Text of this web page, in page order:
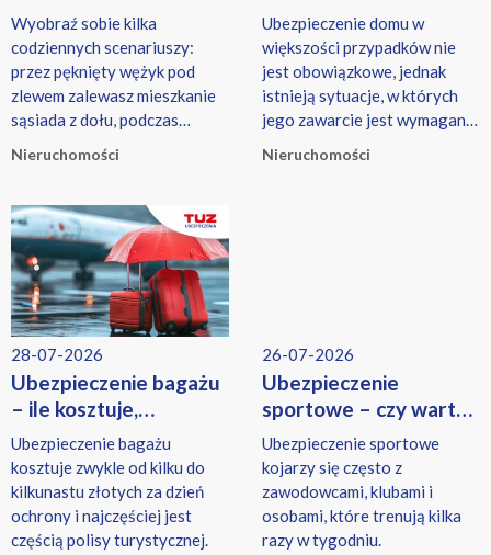
i co obejmuje?
Wyobraź sobie kilka
codziennych scenariuszy:
przez pęknięty wężyk pod
zlewem zalewasz mieszkanie
sąsiada z dołu, podczas
przesuwania mebli rysujesz
szybę w piekarniku pod
zabudowę, a pies niszczy
kanapę należącą do
wynajmującego.
Nieruchomości
obowiązkowe? Kiedy
trzeba mieć polisę?
Ubezpieczenie domu w
większości przypadków nie
jest obowiązkowe, jednak
istnieją sytuacje, w których
jego zawarcie jest wymagane,
np. przy kredycie hipotecznym
Nieruchomości
28-07-2026
Ubezpieczenie bagażu
– ile kosztuje,
co obejmuje i czy warto
je kupić?
Ubezpieczenie bagażu
kosztuje zwykle od kilku do
kilkunastu złotych za dzień
ochrony i najczęściej jest
częścią polisy turystycznej.
26-07-2026
Ubezpieczenie
sportowe – czy warto
je kupić?
Ubezpieczenie sportowe
kojarzy się często z
zawodowcami, klubami i
osobami, które trenują kilka
razy w tygodniu.